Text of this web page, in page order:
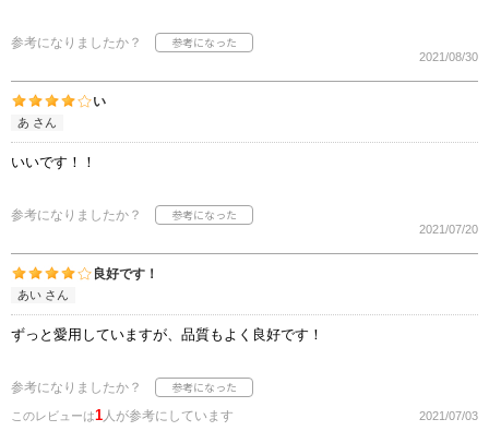
参考になりましたか？
2021/08/30
い
あ さん
いいです！！
参考になりましたか？
2021/07/20
良好です！
あい さん
ずっと愛用していますが、品質もよく良好です！
参考になりましたか？
このレビューは1人が参考にしています 2021/07/03